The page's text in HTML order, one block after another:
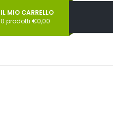
IL MIO CARRELLO
0 prodotti €0,00